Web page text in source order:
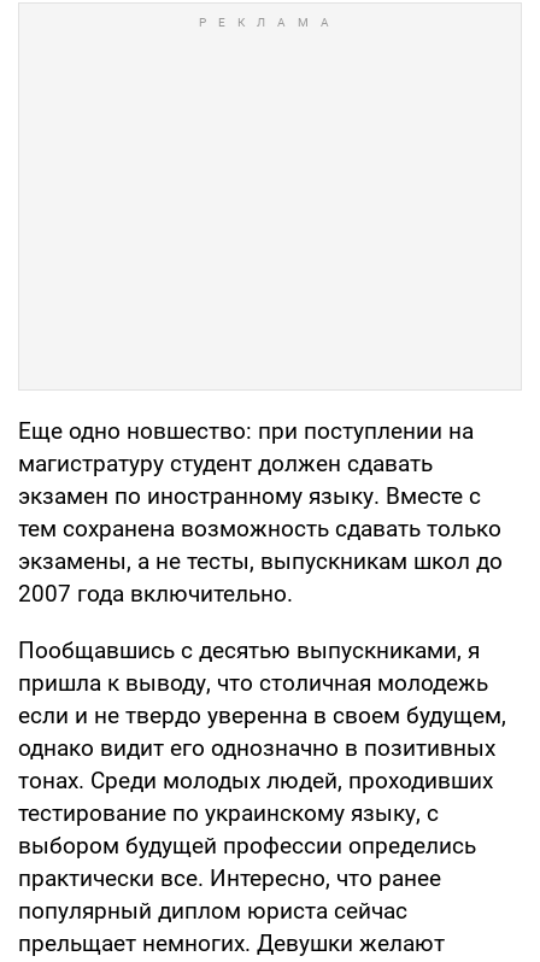
Еще одно новшество: при поступлении на
магистратуру студент должен сдавать
экзамен по иностранному языку. Вместе с
тем сохранена возможность сдавать только
экзамены, а не тесты, выпускникам школ до
2007 года включительно.
Пообщавшись с десятью выпускниками, я
пришла к выводу, что столичная молодежь
если и не твердо уверенна в своем будущем,
однако видит его однозначно в позитивных
тонах. Среди молодых людей, проходивших
тестирование по украинскому языку, с
выбором будущей профессии определись
практически все. Интересно, что ранее
популярный диплом юриста сейчас
прельщает немногих. Девушки желают